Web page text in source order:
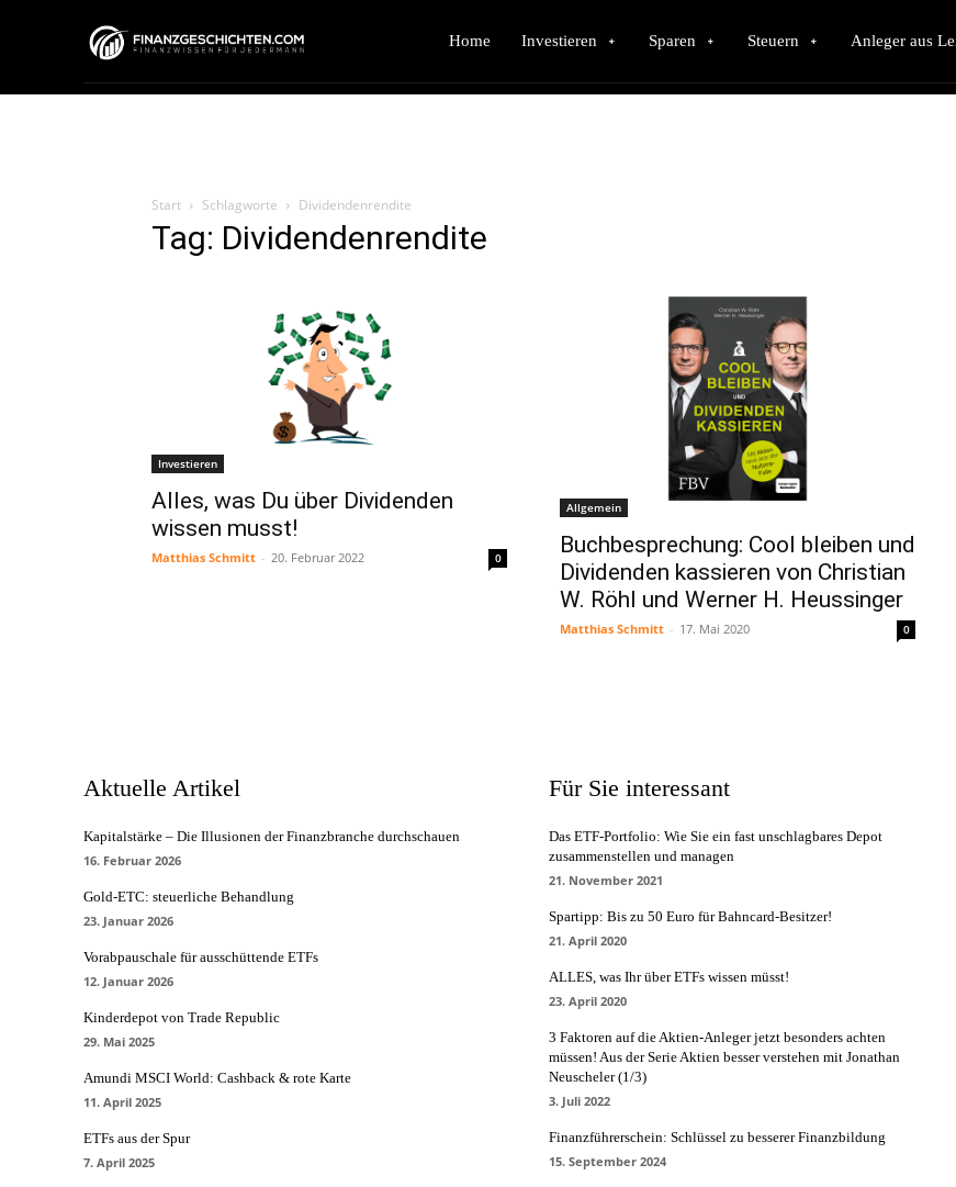
Home Investieren Sparen Steuern Anleger aus
Start Schlagworte Dividendenrendite
Tag: Dividendenrendite
Investieren
Alles, was Du über Dividenden
wissen musst!
Matthias Schmitt - 20. Februar 2022 0
Allgemein
Buchbesprechung: Cool bleiben und
Dividenden kassieren von Christian
W. Röhl und Werner H. Heussinger
Matthias Schmitt - 17. Mai 2020 0
Aktuelle Artikel
Kapitalstärke – Die Illusionen der Finanzbranche durchschauen
16. Februar 2026
Gold-ETC: steuerliche Behandlung
23. Januar 2026
Vorabpauschale für ausschüttende ETFs
12. Januar 2026
Kinderdepot von Trade Republic
29. Mai 2025
Amundi MSCI World: Cashback & rote Karte
11. April 2025
ETFs aus der Spur
7. April 2025
Für Sie interessant
Das ETF-Portfolio: Wie Sie ein fast unschlagbares Depot
zusammenstellen und managen
21. November 2021
Spartipp: Bis zu 50 Euro für Bahncard-Besitzer!
21. April 2020
ALLES, was Ihr über ETFs wissen müsst!
23. April 2020
3 Faktoren auf die Aktien-Anleger jetzt besonders achten
müssen! Aus der Serie Aktien besser verstehen mit Jonathan
Neuscheler (1/3)
3. Juli 2022
Finanzführerschein: Schlüssel zu besserer Finanzbildung
15. September 2024